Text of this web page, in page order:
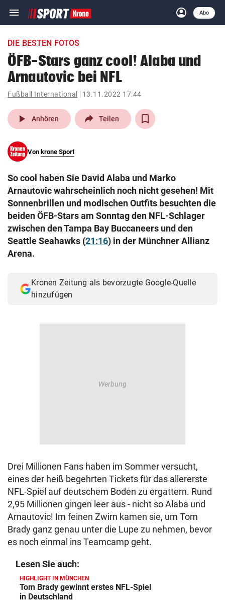
menu Navigation
ein-/ausklappen
account_circle
Anmelden
Abo
close Schließen
account_circle Anmelden
pin_drop
Wien arrow_right
search
eingeben
© Krone Multimedia GmbH & Co KG 2026
Muthgasse 2, 1190 Wien
DIE BESTEN FOTOS
ÖFB-Stars ganz cool! Alaba und
Arnautovic bei NFL
Fußball International 13.11.2022 17:44
play_arrow Anhören Teilen
Von krone Sport
So cool haben Sie David Alaba und Marko
Arnautovic wahrscheinlich noch nicht gesehen! Mit
Sonnenbrillen und modischen Outfits besuchten die
beiden ÖFB-Stars am Sonntag den NFL-Schlager
zwischen den Tampa Bay Buccaneers und den
Seattle Seahawks (21:16) in der Münchner Allianz
Arena.
Kronen Zeitung als bevorzugte Google-Quelle
hinzufügen
Drei Millionen Fans haben im Sommer versucht,
eines der heiß begehrten Tickets für das allererste
NFL-Spiel auf deutschem Boden zu ergattern. Rund
2,95 Millionen gingen leer aus - nicht so Alaba und
Arnautovic! Im feinen Zwirn kamen sie, um Tom
Brady ganz genau unter die Lupe zu nehmen, bevor
es noch einmal ins Teamcamp geht.
Lesen Sie auch:
HIGHLIGHT IN MÜNCHEN
Tom Brady gewinnt erstes NFL-Spiel
in Deutschland